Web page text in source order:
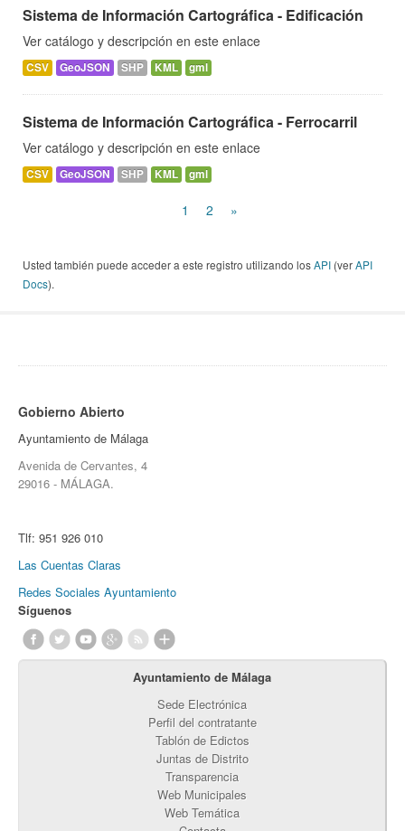
Sistema de Información Cartográfica - Edificación
Ver catálogo y descripción en este enlace
CSV GeoJSON SHP KML gml
Sistema de Información Cartográfica - Ferrocarril
Ver catálogo y descripción en este enlace
CSV GeoJSON SHP KML gml
1 2 »
Usted también puede acceder a este registro utilizando losAPI (verAPI
Docs).
Gobierno Abierto
Ayuntamiento de Málaga
Avenida de Cervantes, 4
29016 - MÁLAGA.
Tlf: 951 926 010
Las Cuentas Claras
Redes Sociales Ayuntamiento
Síguenos
Ayuntamiento de Málaga
Sede Electrónica
Perfil del contratante
Tablón de Edictos
Juntas de Distrito
Transparencia
Web Municipales
Web Temática